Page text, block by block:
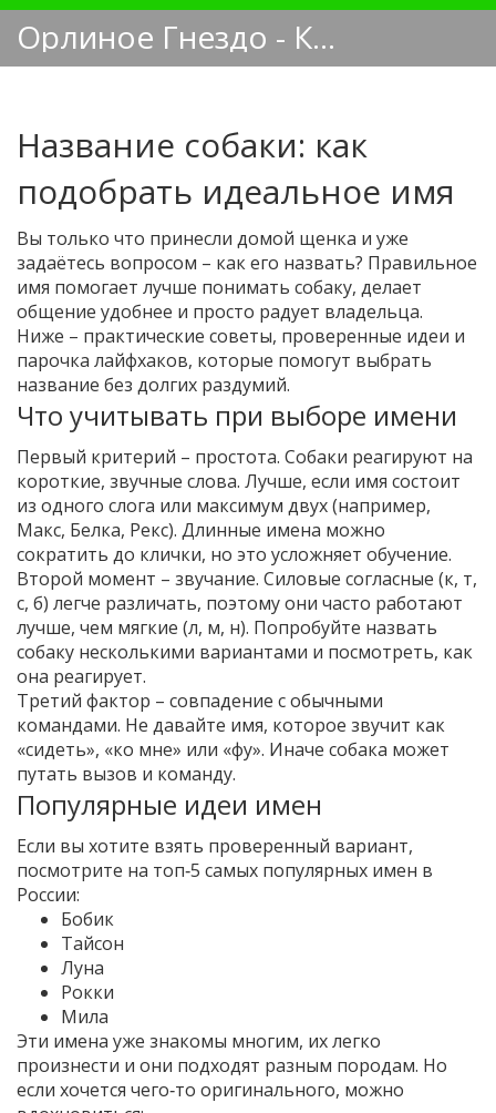
Орлиное Гнездо - Кинологический блог
Название собаки: как
подобрать идеальное имя
Вы только что принесли домой щенка и уже
задаётесь вопросом – как его назвать? Правильное
имя помогает лучше понимать собаку, делает
общение удобнее и просто радует владельца.
Ниже – практические советы, проверенные идеи и
парочка лайфхаков, которые помогут выбрать
название без долгих раздумий.
Что учитывать при выборе имени
Первый критерий – простота. Собаки реагируют на
короткие, звучные слова. Лучше, если имя состоит
из одного слога или максимум двух (например,
Макс, Белка, Рекс). Длинные имена можно
сократить до клички, но это усложняет обучение.
Второй момент – звучание. Силовые согласные (к, т,
с, б) легче различать, поэтому они часто работают
лучше, чем мягкие (л, м, н). Попробуйте назвать
собаку несколькими вариантами и посмотреть, как
она реагирует.
Третий фактор – совпадение с обычными
командами. Не давайте имя, которое звучит как
«сидеть», «ко мне» или «фу». Иначе собака может
путать вызов и команду.
Популярные идеи имен
Если вы хотите взять проверенный вариант,
посмотрите на топ‑5 самых популярных имен в
России:
Бобик
Тайсон
Луна
Рокки
Мила
Эти имена уже знакомы многим, их легко
произнести и они подходят разным породам. Но
если хочется чего‑то оригинального, можно